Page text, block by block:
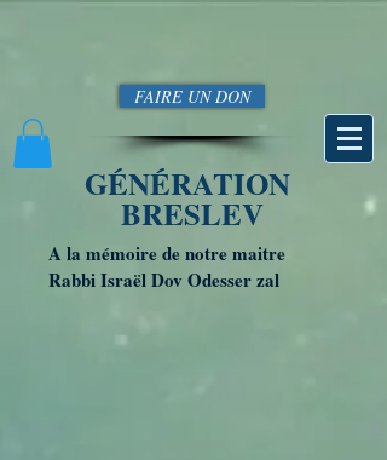
FAIRE UN DON
GÉNÉRATION
BRESLEV
A la mémoire de notre maitre
Rabbi Israël Dov Odesser zal